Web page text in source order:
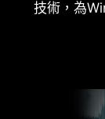
技術，為
Tensor
的神經渲染